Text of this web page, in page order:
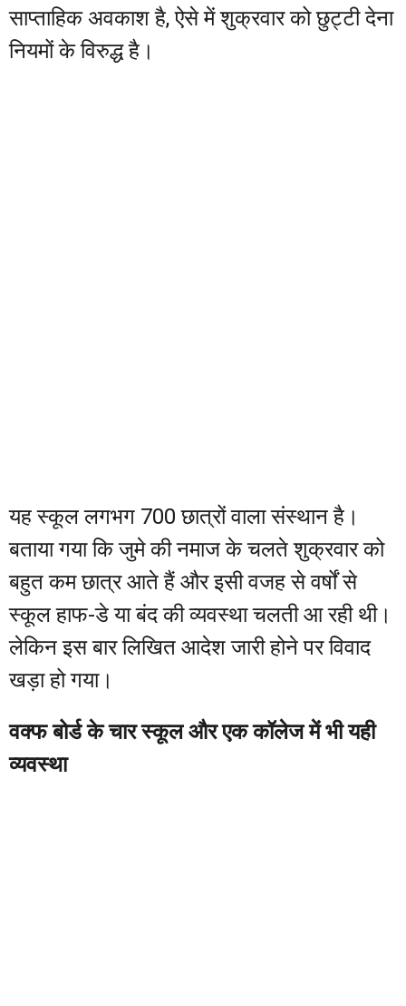
साप्ताहिक अवकाश है, ऐसे में शुक्रवार को छुट्टी देना
नियमों के विरुद्ध है।
यह स्कूल लगभग 700 छात्रों वाला संस्थान है।
बताया गया कि जुमे की नमाज के चलते शुक्रवार को
बहुत कम छात्र आते हैं और इसी वजह से वर्षों से
स्कूल हाफ-डे या बंद की व्यवस्था चलती आ रही थी।
लेकिन इस बार लिखित आदेश जारी होने पर विवाद
खड़ा हो गया।
वक्फ बोर्ड के चार स्कूल और एक कॉलेज में भी यही
व्यवस्था